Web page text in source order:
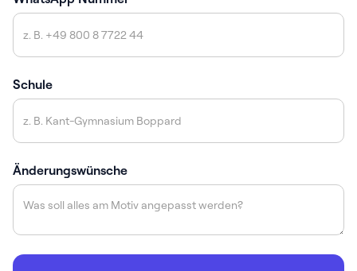
Schule
Änderungswünsche